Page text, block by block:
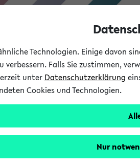
Studies
in English
Technologien. Einige
verbessern. Falls Sie zustimmen,
unter Datenschutzerklärung
Cookies und Technologien.
Nur